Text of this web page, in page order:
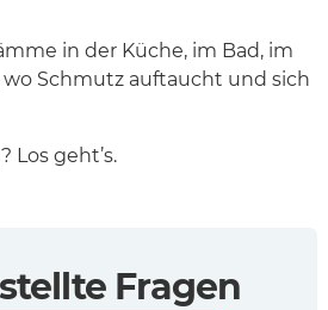
in der Küche, im Bad, im
wo Schmutz auftaucht und sich
Los geht’s.
Fragen